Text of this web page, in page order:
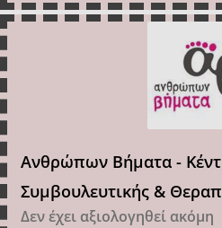
Ανθρώπων Βήματα -
Συμβουλευτικής &
Δεν έχει αξιολογηθεί ακόμη